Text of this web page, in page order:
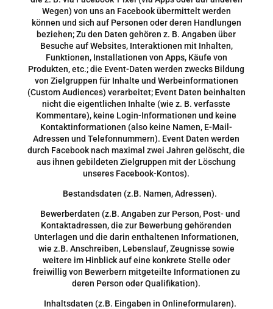
Wegen) von uns an Facebook übermittelt werden
können und sich auf Personen oder deren Handlungen
beziehen; Zu den Daten gehören z. B. Angaben über
Besuche auf Websites, Interaktionen mit Inhalten,
Funktionen, Installationen von Apps, Käufe von
Produkten, etc.; die Event-Daten werden zwecks Bildung
von Zielgruppen für Inhalte und Werbeinformationen
(Custom Audiences) verarbeitet; Event Daten beinhalten
nicht die eigentlichen Inhalte (wie z. B. verfasste
Kommentare), keine Login-Informationen und keine
Kontaktinformationen (also keine Namen, E-Mail-
Adressen und Telefonnummern). Event Daten werden
durch Facebook nach maximal zwei Jahren gelöscht, die
aus ihnen gebildeten Zielgruppen mit der Löschung
unseres Facebook-Kontos).
Bestandsdaten (z.B. Namen, Adressen).
Bewerberdaten (z.B. Angaben zur Person, Post- und
Kontaktadressen, die zur Bewerbung gehörenden
Unterlagen und die darin enthaltenen Informationen,
wie z.B. Anschreiben, Lebenslauf, Zeugnisse sowie
weitere im Hinblick auf eine konkrete Stelle oder
freiwillig von Bewerbern mitgeteilte Informationen zu
deren Person oder Qualifikation).
Inhaltsdaten (z.B. Eingaben in Onlineformularen).